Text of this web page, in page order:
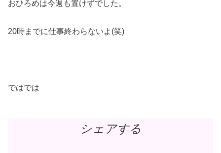
おひろめは今週も置けずでした。
20時までに仕事終わらないよ(笑)
ではでは
シェアする